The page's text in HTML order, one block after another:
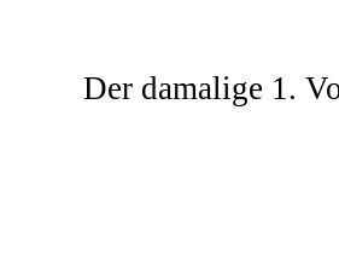
Der damalige 1.